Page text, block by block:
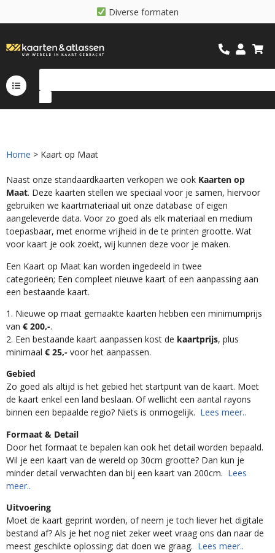
Diverse formaten
Home > Kaart op Maat
Naast onze standaardkaarten verkopen we ook Kaarten op
Maat. Deze kaarten stellen we speciaal voor je samen, hiervoor
gebruiken we kaartmateriaal uit onze database of eigen
aangeleverde data. Voor zo goed als elk materiaal en medium
toepasbaar, met enorme vrijheid in de te printen grootte. Wat
voor kaart je ook zoekt, wij kunnen deze voor je maken.
Een Kaart op Maat kan worden ingedeeld in twee
categorieën; Een compleet nieuwe kaart of een aanpassing aan
een bestaande kaart.
1. Nieuwe op maat gemaakte kaarten hebben een minimumprijs
van € 200,-.
2. Een bestaande kaart aanpassen kost de kaartprijs, plus
minimaal € 25,- voor het aanpassen.
Gebied
Zo goed als altijd is het gebied het startpunt van de kaart. Moet
de kaart enkel een land beslaan. Of wellicht een aantal rayons
binnen een bepaalde regio? Niets is onmogelijk. Lees meer..
Formaat & Detail
Door het formaat te bepalen kan ook het detail worden bepaald.
Wil je een kaart van de wereld op 30cm grootte? Dan kun je
minder detail verwachten dan bij een kaart van 200cm. Lees
meer..
Uitvoering
Moet de kaart geprint worden, of neem je toch liever het digitale
bestand af? Als je het nog niet zeker weet vraag ons dan naar de
meest geschikte oplossing; dat doen we graag. Lees meer..